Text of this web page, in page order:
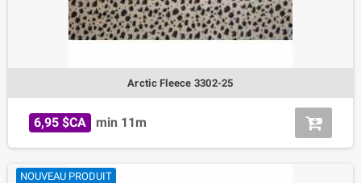
Arctic Fleece 3302-25
6,95 $CA min 11m
NOUVEAU PRODUIT